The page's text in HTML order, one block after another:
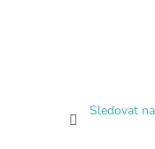
Sledovat